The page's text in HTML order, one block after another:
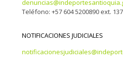
Teléfono: +57 604 5200890 ext.
NOTIFICACIONES JUDICIALES